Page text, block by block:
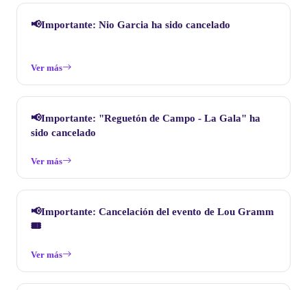
📢Importante: Nio Garcia ha sido cancelado
Ver más
📢Importante: "Reguetón de Campo - La Gala" ha
sido cancelado
Ver más
📢Importante: Cancelación del evento de Lou Gramm
🎟️
Ver más